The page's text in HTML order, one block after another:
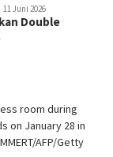
11 Juni 2026
Double